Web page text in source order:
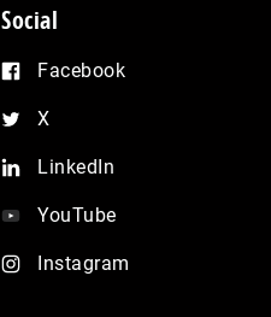
Social
Facebook
X
LinkedIn
YouTube
Instagram